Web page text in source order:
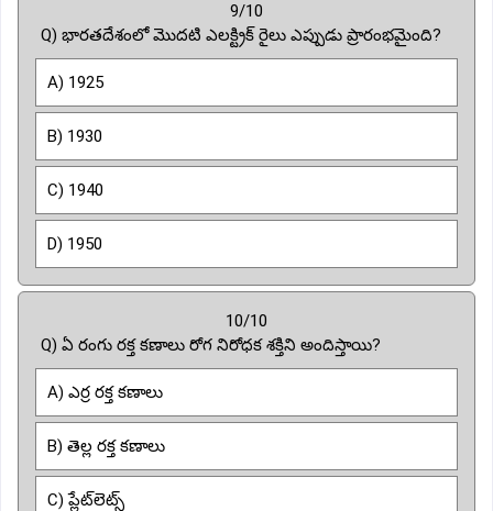
9/10
Q) భారతదేశంలో మొదటి ఎలక్ట్రిక్ రైలు ఎప్పుడు ప్రారంభమైంది?
A) 1925
B) 1930
C) 1940
D) 1950
10/10
Q) ఏ రంగు రక్త కణాలు రోగ నిరోధక శక్తిని అందిస్తాయి?
A) ఎర్ర రక్త కణాలు
B) తెల్ల రక్త కణాలు
C) ప్లేట్‌లెట్స్